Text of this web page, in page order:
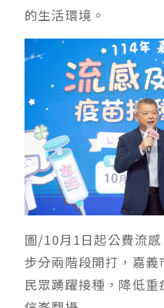
的生活環境。
圖/10月1日起公費流
步分兩階段開打，嘉
民眾踴躍接種，降低